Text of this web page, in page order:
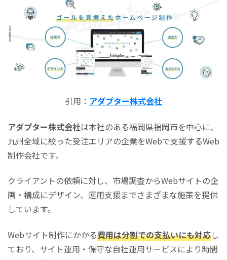
引用： アダプター株式会社
アダプター株式会社は本社のある福岡県福岡市を中心に、
九州全域に絞った受注エリアの企業をWebで支援するWeb
制作会社です。
クライアントの依頼に対し、市場調査からWebサイトの企
画・構成にデザイン、運用支援までさまざまな施策を提供
しています。
Webサイト制作にかかる費用は分割での支払いにも対応し
ており、サイト運用・保守な自社運用サービスにより時間